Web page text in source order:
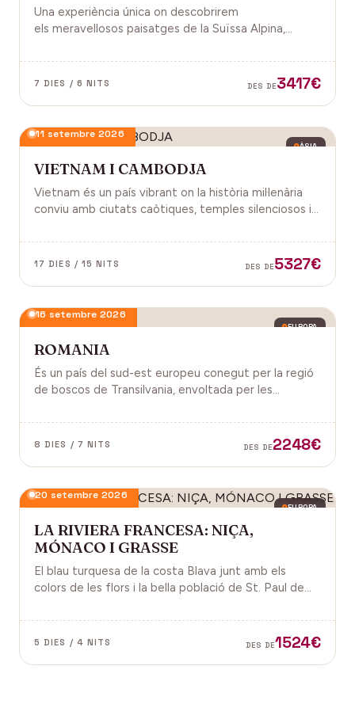
Una experiència única on descobrirem
els meravellosos paisatges de la Suïssa Alpina,
gastronomia i molt més!
7 DIES / 6 NITS DES DE3417€
ÀSIA
11 setembre 2026
VIETNAM I CAMBODJA
Vietnam és un país vibrant on la història mil·lenària
conviu amb ciutats caòtiques, temples silenciosos i
badies. Cambodja és un murmuri de selva i pedra
antiga, on els temples d'Angkor emergeixen entre
17 DIES / 15 NITS DES DE5327€
EUROPA
16 setembre 2026
ROMANIA
És un país del sud-est europeu conegut per la regió
de boscos de Transilvania, envoltada per les
segle XIV i el Castell de Peles.
8 DIES / 7 NITS DES DE2248€
EUROPA
20 setembre 2026
LA RIVIERA FRANCESA: NIÇA,
MÓNACO I GRASSE
El blau turquesa de la costa Blava junt amb els
colors de les flors i la bella població de St. Paul de
digne de visitar. Perfums a Grasse.
5 DIES / 4 NITS DES DE1524€